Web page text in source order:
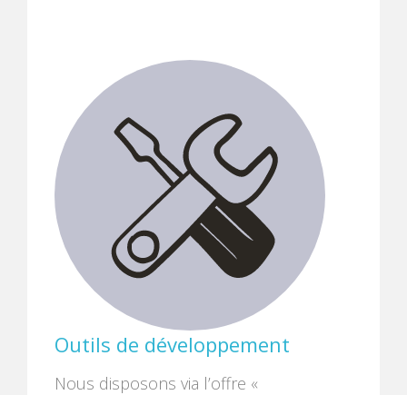
Outils de développement
Nous disposons via l’offre «